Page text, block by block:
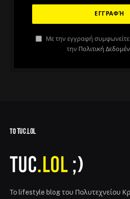
Με την εγγραφή
την Πολιτική
ΤΟ TUC.LOL
Το lifestyle blog του Πολυτεχνείου